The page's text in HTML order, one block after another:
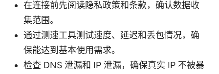
在连接前先阅读隐私政策和条款，确认数据收
集范围。
通过测速工具测试速度、延迟和丢包情况，确
保能达到基本使用需求。
检查 DNS 泄漏和 IP 泄漏，确保真实 IP 不被暴